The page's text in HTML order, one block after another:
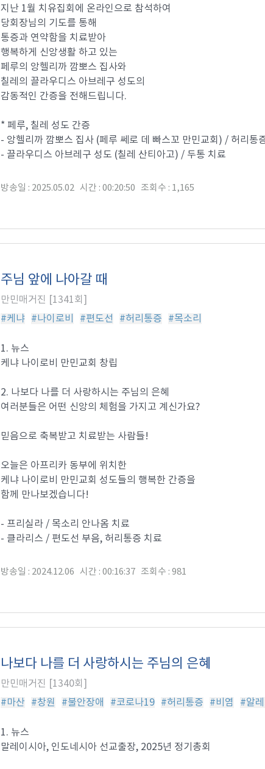
지난 1월 치유집회에 온라인으로 참석하여
당회장님의 기도를 통해
통증과 연약함을 치료받아
행복하게 신앙생활 하고 있는
페루의 앙헬리까 깜뽀스 집사와
칠레의 끌라우디스 아브레구 성도의
감동적인 간증을 전해드립니다.
* 페루, 칠레 성도 간증
- 앙헬리까 깜뽀스 집사 (페루 쎄로 데 빠스꼬 만민교회) / 허리통
- 끌라우디스 아브레구 성도 (칠레 산티아고) / 두통 치료
방송일 : 2025.05.02 시간 : 00:20:50 조회수 : 1,165
주님 앞에 나아갈 때
만민매거진 [1341회]
#케냐
#나이로비 #편도선 #허리통증 #목소리
1. 뉴스
케냐 나이로비 만민교회 창립
2. 나보다 나를 더 사랑하시는 주님의 은혜
여러분들은 어떤 신앙의 체험을 가지고 계신가요?
믿음으로 축복받고 치료받는 사람들!
오늘은 아프리카 동부에 위치한
케냐 나이로비 만민교회 성도들의 행복한 간증을
함께 만나보겠습니다!
- 프리실라 / 목소리 안나옴 치료
- 클라리스 / 편도선 부음, 허리통증 치료
방송일 : 2024.12.06 시간 : 00:16:37 조회수 : 981
나보다 나를 더 사랑하시는 주님의 은혜
만민매거진 [1340회]
#마산
#창원 #불안장애 #코로나19 #허리통증 #비염 #알
1. 뉴스
말레이시아, 인도네시아 선교출장, 2025년 정기총회